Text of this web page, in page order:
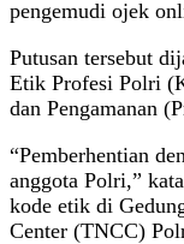
pengemudi ojek
Putusan tersebut
Etik Profesi Polri
dan Pengamanan
“Pemberhentian
anggota Polri,”
kode etik di
Center (TNCC)